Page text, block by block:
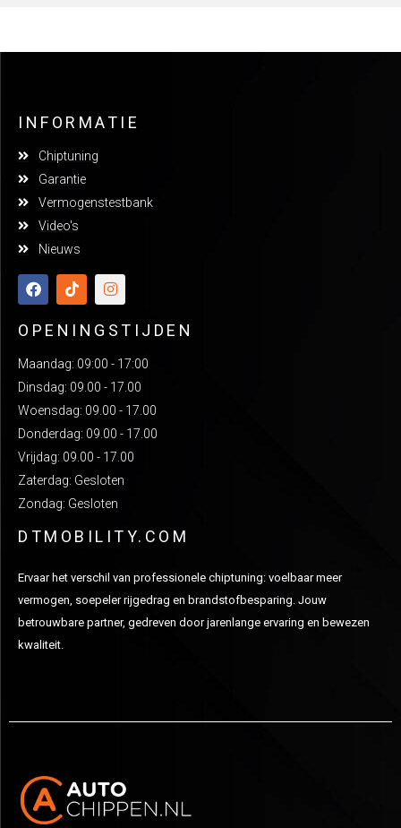
INFORMATIE
Chiptuning
Garantie
Vermogenstestbank
Video's
Nieuws
OPENINGSTIJDEN
Maandag: 09:00 - 17:00
Dinsdag: 09.00 - 17.00
Woensdag: 09.00 - 17.00
Donderdag: 09.00 - 17.00
Vrijdag: 09.00 - 17.00
Zaterdag: Gesloten
Zondag: Gesloten
DTMOBILITY.COM
Ervaar het verschil van professionele chiptuning: voelbaar meer
vermogen, soepeler rijgedrag en brandstofbesparing. Jouw
betrouwbare partner, gedreven door jarenlange ervaring en bewezen
kwaliteit.